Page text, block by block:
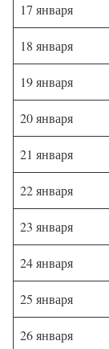
17 января
18 января
19 января
20 января
21 января
22 января
23 января
24 января
25 января
26 января